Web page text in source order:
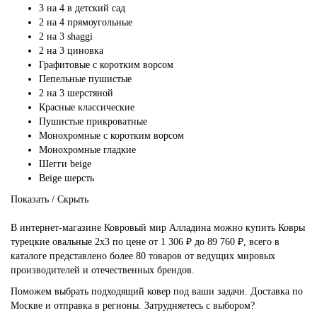
3 на 4 в детский сад
2 на 4 прямоугольные
2 на 3 shaggi
2 на 3 циновка
Графитовые с коротким ворсом
Пепельные пушистые
2 на 3 шерстяной
Красные классические
Пушистые прикроватные
Монохромные с коротким ворсом
Монохромные гладкие
Шегги beige
Beige шерсть
Показать / Скрыть
В интернет-магазине Ковровый мир Алладина можно купить Ковры
турецкие овальные 2х3 по цене от 1 306 ₽ до 89 760 ₽, всего в
каталоге представлено более 80 товаров от ведущих мировых
производителей и отечественных брендов.
Поможем выбрать подходящий ковер под ваши задачи. Доставка по
Москве и отправка в регионы. Затрудняетесь с выбором?